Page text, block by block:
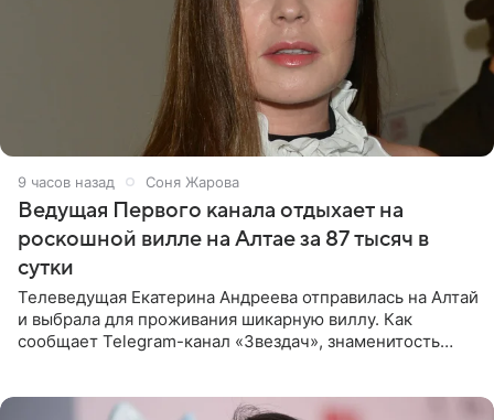
9 часов назад Соня Жарова
Ведущая Первого канала отдыхает на
роскошной вилле на Алтае за 87 тысяч в
сутки
Телеведущая Екатерина Андреева отправилась на Алтай
и выбрала для проживания шикарную виллу. Как
сообщает Telegram-канал «Звездач», знаменитость